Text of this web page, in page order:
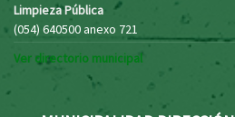
Limpieza Pública
(054) 640500 anexo 721
Ver directorio municipal